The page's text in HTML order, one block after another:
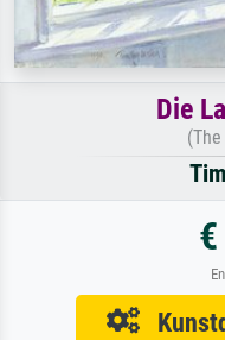
Die